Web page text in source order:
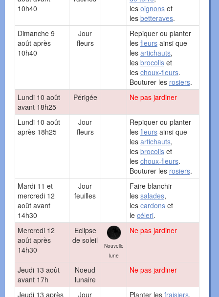
10h40
les oignons et
les betteraves.
Dimanche 9
août après
10h40
Jour
fleurs
Repiquer ou planter
les fleurs ainsi que
les artichauts,
les brocolis et
les choux-fleurs.
Bouturer les rosiers.
Lundi 10 août
avant 18h25
Périgée Ne pas jardiner
Lundi 10 août
après 18h25
Jour
fleurs
Repiquer ou planter
les fleurs ainsi que
les artichauts,
les brocolis et
les choux-fleurs.
Bouturer les rosiers.
Mardi 11 et
mercredi 12
août avant
14h30
Jour
feuilles
Faire blanchir
les salades,
les cardons et
le céleri.
Mercredi 12
août après
14h30
Eclipse
de soleil
Nouvelle
lune
Ne pas jardiner
Jeudi 13 août
avant 17h
Noeud
lunaire
Ne pas jardiner
Jeudi 13 après
Jour
Planter les fraisiers.